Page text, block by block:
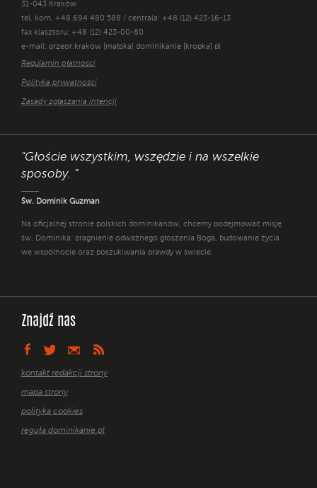
31-043 Kraków
tel. kom. +48 694 480 588 / centrala: +48 (12) 423-16-13
fax klasztoru: +48 (12) 423-00-80
e-mail: przeor.krakow [małpka] dominikanie [kropka] pl
Regulamin płatności
Polityka prywatności
Zasady zgłaszania intencji
"Głoście wszystkim, wszędzie i na wszelkie
sposoby. "
Św. Dominik Guzman
Na oficjalnej stronie polskich dominikanów, chcemy podejmować misję
św. Dominika: pragnienie odważnego głoszenia Boga, budowanie życia
we wspólnocie oraz poszukiwania prawdy w świecie.
Znajdź nas
kontakt redakcji strony
mapa strony
polityka cookies
reguła dominikanie.pl